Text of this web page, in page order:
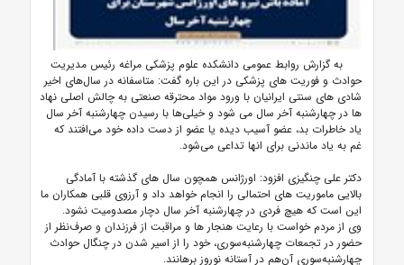
به گزارش روابط عمومی دانشکده علوم پزشکی مراغه رئیس مدیریت
حوادث و فوریت های پزشکی در این باره گفت: متاسفانه در سال‌های اخیر
شادی های سنتی ایرانیان با ورود مواد محترقه صنعتی به چالش اصلی نهاد
ها در چهارشنبه آخر سال می شود و خیلی‌ها با رسیدن چهارشنبه آخر سال
یاد خاطرات بد، عضو آسیب دیده یا عضو از دست داده خود می‌افتند که
غم به یاد ماندنی برای انها تداعی می‌شود.
دکتر علی چنگیزی افزود: اورژانس همچون سال های گذشته با آمادگی
بالایی ماموریت های احتمالی را انجام خواهد داد و آرزوی قلبی همکاران ما
این است که هیچ فردی در چهارشنبه آخر سال دچار مصدومیت نشود.
وی از مردم خواست با رعایت هنجار ها و مراقبت از فرزندان و صرف‌نظر از
حضور در تجمعات چهارشنبه‌سوری، خود را از اسیر شدن در چنگال حوادث
چهارشنبه‌سوری آن‌هم در آستانه نوروز برهانند.